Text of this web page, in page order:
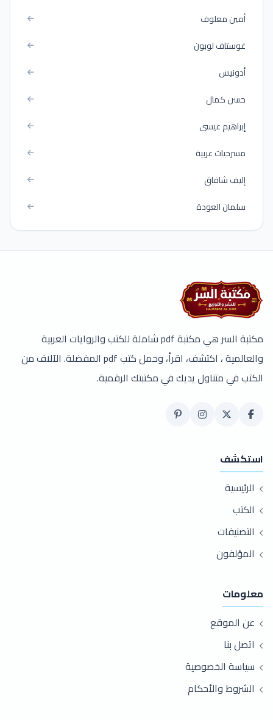
أمين معلوف
غوستاف لوبون
أدونيس
حسن كمال
إبراهيم عيسى
مسرحيات عربية
إليف شافاق
سلمان العودة
مكتبة السر هي مكتبة pdf شاملة للكتب والروايات العربية
والعالمية ، اكتشف، اقرأ، وحمل كتب pdf المفضلة. الآلاف من
الكتب في متناول يديك في مكتبتك الرقمية.
استكشف
الرئيسية
الكتب
التصنيفات
المؤلفون
معلومات
عن الموقع
اتصل بنا
سياسة الخصوصية
الشروط والأحكام